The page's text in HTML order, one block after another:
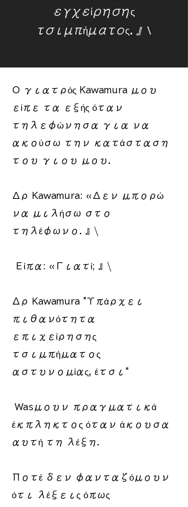
εγχείρησης
τσιμπήματος. 』\
Ο γιατρός Kawamura μου
είπε τα εξής όταν
τηλεφώνησα για να
ακούσω την κατάσταση
του γιου μου.​
Δρ Kawamura: «Δεν μπορώ
να μιλήσω στο
τηλέφωνο. 』\
​ Είπα: «Γιατί; 』\​
Δρ Kawamura "Υπάρχει
πιθανότητα
επιχείρησης
τσιμπήματος
αστυνομίας, έτσι"
​ Wasμουν πραγματικά
έκπληκτος όταν άκουσα
αυτή τη λέξη.
Ποτέ δεν φανταζόμουν
ότι λέξεις όπως